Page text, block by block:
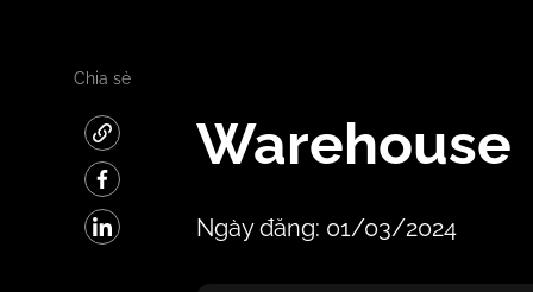
Chia sẻ
Warehouse
Ngày đăng: 01/03/2024